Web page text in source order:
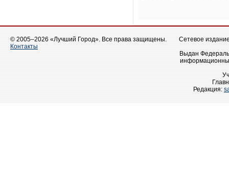
© 2005–2026 «Лучший Город». Все права защищены.
Контакты
Сетевое
Выдан
Редакция: